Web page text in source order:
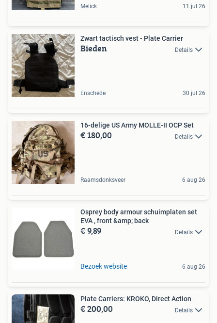
Melick 11 jul 26
Zwart tactisch vest - Plate Carrier
Bieden Details
Enschede 30 jul 26
16-delige US Army MOLLE-II OCP Set
€ 180,00 Details
Raamsdonksveer 6 aug 26
Osprey body armour schuimplaten set
EVA , front &amp; back
€ 9,89 Details
Bezoek website 6 aug 26
Plate Carriers: KROKO, Direct Action
€ 200,00 Details